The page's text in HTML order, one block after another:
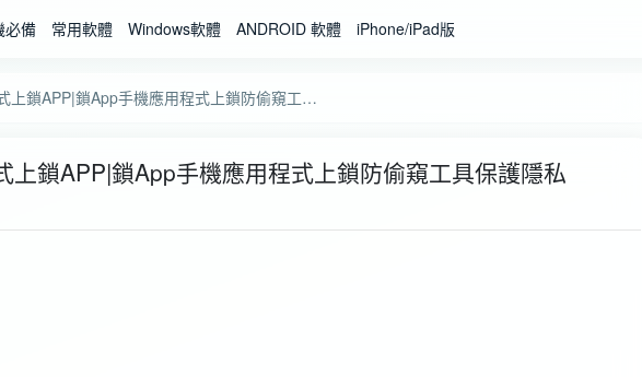
必備 常用軟體 Windows軟體 ANDROID 軟體 iPhone/iPad版
手機APP應用程式上鎖APP|鎖App手機應用程式上鎖防偷窺工具保護隱私
上鎖APP|鎖App手機應用程式上鎖防偷窺工具保護隱私